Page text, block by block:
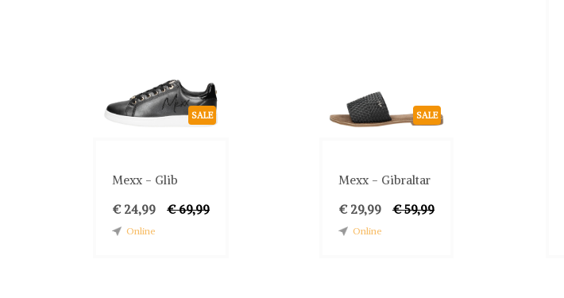
SALE
Mexx - Glib
€ 24,99
€ 69,99
Online
SALE
Mexx - Gibraltar
€ 29,99
€ 59,99
Online